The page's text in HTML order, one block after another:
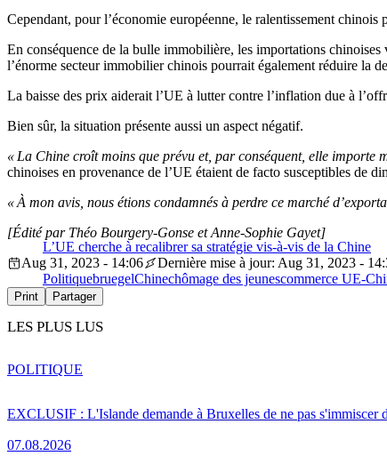
Cependant, pour l’économie européenne, le ralentissement chinois
En conséquence de la bulle immobilière, les importations
l’énorme secteur immobilier chinois pourrait également réduire la
La baisse des prix aiderait l’UE à lutter contre l’inflation due à
Bien sûr, la situation présente aussi un aspect négatif.
« La Chine croît moins que prévu et, par conséquent, elle importe
chinoises en provenance de l’UE étaient de facto susceptibles de
« À mon avis, nous étions condamnés à perdre ce marché
L’UE cherche à recalibrer sa stratégie vis-à-vis de la Chine
[Édité par Théo Bourgery-Gonse et Anne-Sophie Gayet]
Aug 31, 2023 - 14:06
Dernière mise à jour: Aug 31, 2023 -
PolitiquebruegelChinechômage des jeunescommerce UE-
Print Partager
LES PLUS LUS
EXCLUSIF : L'Islande demande à Bruxelles de ne pas s'immiscer
07.08.2026
POLITIQUE